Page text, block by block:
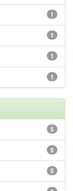
1
1
1
1
5
5
5